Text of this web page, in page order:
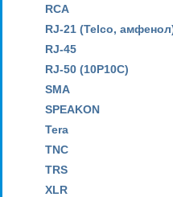
RCA
RJ-21 (Telco,
RJ-45
RJ-50 (10P10C)
SMA
SPEAKON
Tera
TNC
TRS
XLR